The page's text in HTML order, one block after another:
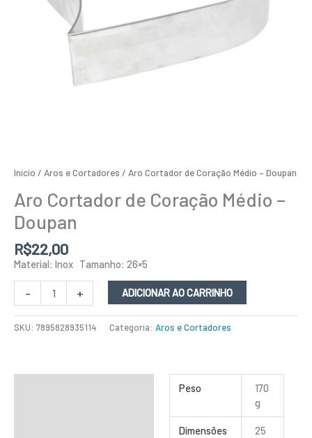
Início / Aros e Cortadores / Aro Cortador de Coração Médio – Doupan
Aro Cortador de Coração Médio –
Doupan
R$22,00
Material: Inox Tamanho: 26×5
- + ADICIONAR AO CARRINHO
SKU: 7895828935114 Categoria: Aros e Cortadores
Peso
170
g
Dimensões
25